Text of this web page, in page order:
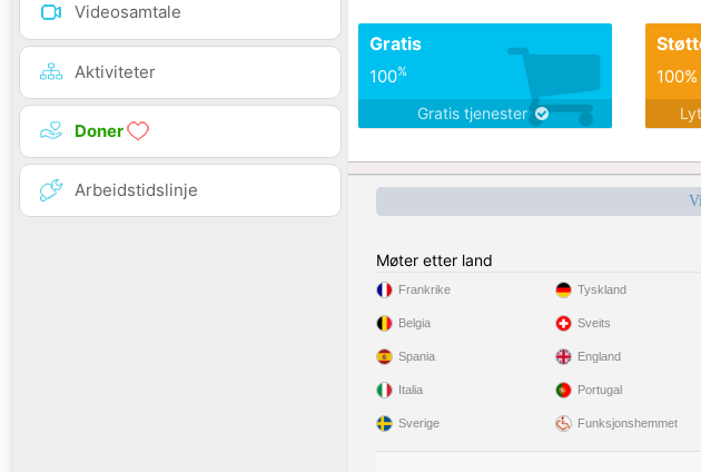
Videosamtale
Aktiviteter
Doner
Arbeidstidslinje
Paris. Je suis prêt à
Gratis
100%
Gratis tjenester
Møter etter land
Frankrike
Belgia
Spania
Italia
Sverige
Tyskland
Sveits
England
Portugal
Funksjonshemmet